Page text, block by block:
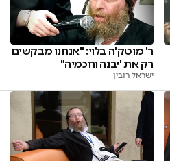
ר' מוטק'ה בלוי: "אנחנו מבקשים
רק את 'יבנה וחכמיה"
ישראל רובין